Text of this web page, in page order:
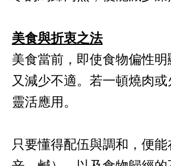
美食與折衷之法
美食當前，即使食物偏性
又減少不適。若一頓燒肉
靈活應用。
只要懂得配伍與調和，便